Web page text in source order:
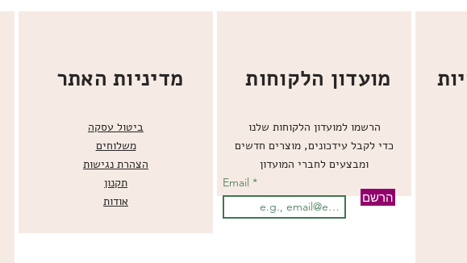
מדיניות האתר
ביטול עסקה
משלוחים
הצהרת נגישות
תקנון
אודות
מועדון הלקוחות
הרשמו למועדון הלקוחות שלנו
כדי לקבל עידכונים, מוצרים חדשים
ומבצעים לחברי המועדון
Email
הרשם